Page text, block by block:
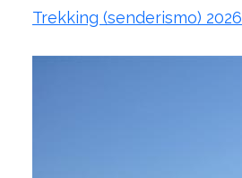
Trekking (senderismo) 2026